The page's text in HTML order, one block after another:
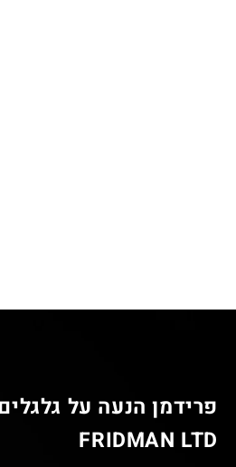
פרידמן הנעה על
FRIDMAN LTD